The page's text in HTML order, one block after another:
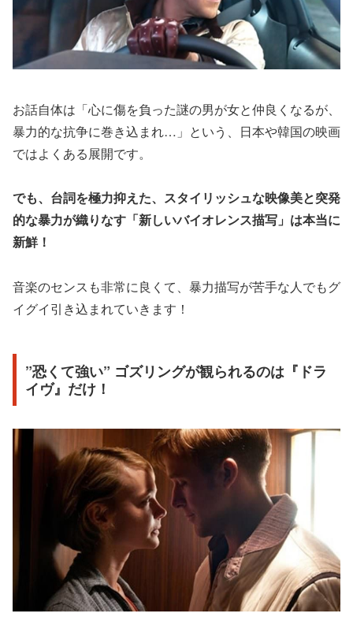
お話自体は「心に傷を負った謎の男が女と仲良くなるが、
暴力的な抗争に巻き込まれ…」という、日本や韓国の映画
ではよくある展開です。
でも、台詞を極力抑えた、スタイリッシュな映像美と突発
的な暴力が織りなす「新しいバイオレンス描写」は本当に
新鮮！
音楽のセンスも非常に良くて、暴力描写が苦手な人でもグ
イグイ引き込まれていきます！
”恐くて強い” ゴズリングが観られるのは『ドラ
イヴ』だけ！